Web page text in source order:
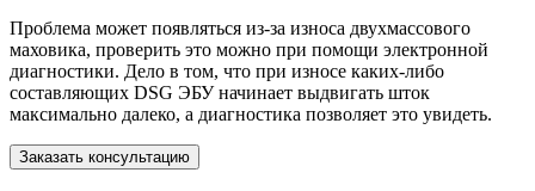
Проблема может появляться из-за износа двухмассового
маховика, проверить это можно при помощи электронной
диагностики. Дело в том, что при износе каких-либо
составляющих DSG ЭБУ начинает выдвигать шток
максимально далеко, а диагностика позволяет это увидеть.
Заказать консультацию